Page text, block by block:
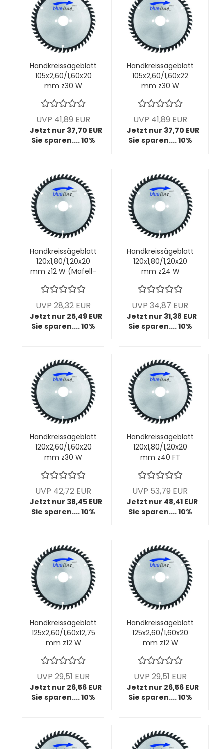
Handkreissägeblatt
105x2,60/1,60x20
mm z30 W
UVP 41,89 EUR
Jetzt nur 37,70 EUR
Sie sparen.... 10%
Handkreissägeblatt
105x2,60/1,60x22
mm z30 W
UVP 41,89 EUR
Jetzt nur 37,70 EUR
Sie sparen.... 10%
Handkreissägeblatt
120x1,80/1,20x20
mm z12 W (Mafell-
UVP 28,32 EUR
Jetzt nur 25,49 EUR
Sie sparen.... 10%
Handkreissägeblatt
120x1,80/1,20x20
mm z24 W
UVP 34,87 EUR
Jetzt nur 31,38 EUR
Sie sparen.... 10%
Handkreissägeblatt
120x2,60/1,60x20
mm z30 W
UVP 42,72 EUR
Jetzt nur 38,45 EUR
Sie sparen.... 10%
Handkreissägeblatt
120x1,80/1,20x20
mm z40 FT
UVP 53,79 EUR
Jetzt nur 48,41 EUR
Sie sparen.... 10%
Handkreissägeblatt
125x2,60/1,60x12,75
mm z12 W
UVP 29,51 EUR
Jetzt nur 26,56 EUR
Sie sparen.... 10%
Handkreissägeblatt
125x2,60/1,60x20
mm z12 W
UVP 29,51 EUR
Jetzt nur 26,56 EUR
Sie sparen.... 10%